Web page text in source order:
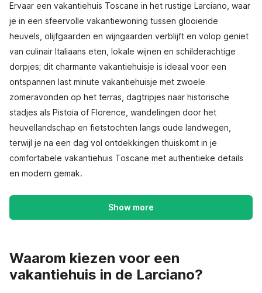
Ervaar een vakantiehuis Toscane in het rustige Larciano, waar
je in een sfeervolle vakantiewoning tussen glooiende
heuvels, olijfgaarden en wijngaarden verblijft en volop geniet
van culinair Italiaans eten, lokale wijnen en schilderachtige
dorpjes; dit charmante vakantiehuisje is ideaal voor een
ontspannen last minute vakantiehuisje met zwoele
zomeravonden op het terras, dagtripjes naar historische
stadjes als Pistoia of Florence, wandelingen door het
heuvellandschap en fietstochten langs oude landwegen,
terwijl je na een dag vol ontdekkingen thuiskomt in je
comfortabele vakantiehuis Toscane met authentieke details
en modern gemak.
Show more
Waarom kiezen voor een
vakantiehuis in de Larciano?